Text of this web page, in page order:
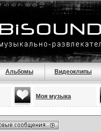
Альбомы Видеоклипы
Моя музыка